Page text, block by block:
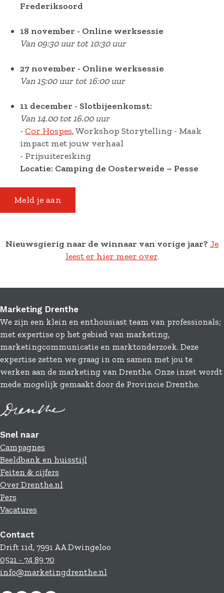
Frederiksoord
18 november - Online werksessie
Van 09:30 uur tot 10:30 uur
27 november - Online werksessie
Van 15:00 uur tot 16:00 uur
11 december - Slotbijeenkomst:
Van 14.00 tot 16.00 uur
- Cor Hospes, Workshop Storytelling - Maak
impact met jouw verhaal
- Prijsuitereiking
Locatie: Camping de Oosterweide – Pesse
Meld je aan
Nieuwsgierig naar de winnaar van vorige jaar? Je
leest er hier meer over.
Marketing Drenthe
We zijn een klein en enthousiast team van professionals;
met expertise op het gebied van marketing,
marketingcommunicatie en marktonderzoek. Deze
expertise zetten we graag in om samen met jou te
werken aan de marketing van Drenthe. Onze inzet wordt
mede mogelijk gemaakt door de Provincie Drenthe.
Snel naar
Campagnes
Beeldbank en huisstijl
Feiten & cijfers
Over Drenthe.nl
Pers
Vacatures
Contact
Drift 11d, 7991 AA Dwingeloo
0521 - 74 89 70
info@marketingdrenthe.nl